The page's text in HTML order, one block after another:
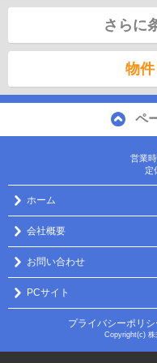
さらに
物
ペ
営業
定
ホーム
会社概要
お問い合わせ
PCサイト
プライバシーポリシ
Copyright(c) 株